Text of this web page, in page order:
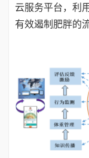
云服务平台，利
有效遏制肥胖的